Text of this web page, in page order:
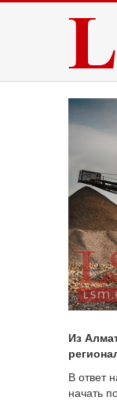
Из
В ответ
начать